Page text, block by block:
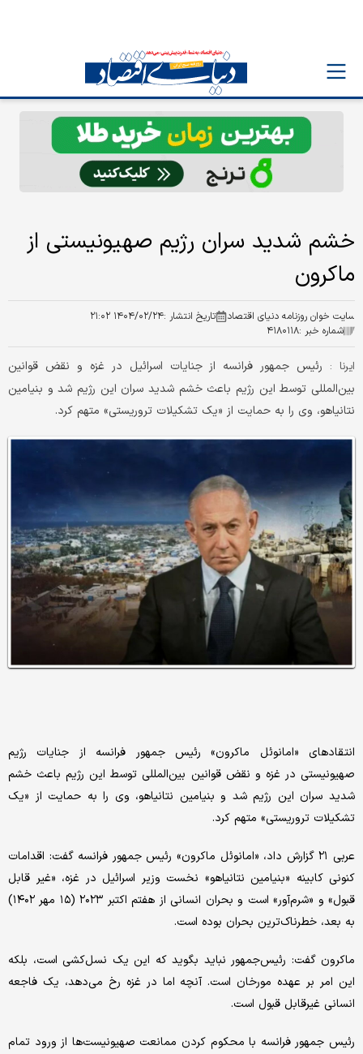
خشم شدید سران رژیم صهیونیستی از
ماکرون
سایت خوان روزنامه دنیای اقتصاد تاریخ انتشار :۱۴۰۴/۰۲/۲۴ ۲۱:۰۲
شماره خبر :۴۱۸۰۱۱۸
ایرنا : رئیس جمهور فرانسه از جنایات اسرائیل در غزه و نقض قوانین
بین‌المللی توسط این رژیم باعث خشم شدید سران این رژیم شد و بنیامین
نتانیاهو، وی را به حمایت از «یک تشکیلات تروریستی» متهم کرد.
انتقادهای «امانوئل ماکرون» رئیس جمهور فرانسه از جنایات رژیم
صهیونیستی در غزه و نقض قوانین بین‌المللی توسط این رژیم باعث خشم
شدید سران این رژیم شد و بنیامین نتانیاهو، وی را به حمایت از «یک
تشکیلات تروریستی» متهم کرد.
عربی ۲۱ گزارش داد، «امانوئل ماکرون» رئیس جمهور فرانسه گفت: اقدامات
کنونی کابینه «بنیامین نتانیاهو» نخست وزیر اسرائیل در غزه، «غیر قابل
قبول» و «شرم‌آور» است و بحران انسانی از هفتم اکتبر ۲۰۲۳ (۱۵ مهر ۱۴۰۲)
به بعد، خطرناک‌ترین بحران بوده است.
ماکرون گفت: رئیس‌جمهور نباید بگوید که این یک نسل‌کشی است، بلکه
این امر بر عهده مورخان است. آنچه اما در غزه رخ می‌دهد، یک فاجعه
انسانی غیرقابل قبول است.
رئیس جمهور فرانسه با محکوم کردن ممانعت صهیونیست‌ها از ورود تمام